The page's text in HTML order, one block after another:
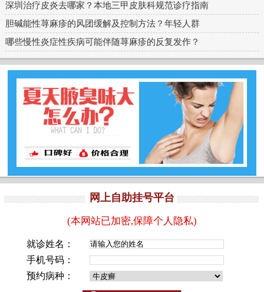
深圳治疗皮炎去哪家？本地三甲皮肤科规范诊疗指南
胆碱能性荨麻疹的风团缓解及控制方法？年轻人群
哪些慢性炎症性疾病可能伴随荨麻疹的反复发作？
网上自助挂号平台
(本网站已加密,保障个人隐私)
就诊姓名：
手机号码：
预约病种：